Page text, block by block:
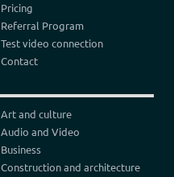
Pricing
Referral Program
Test video connection
Contact
Art and culture
Audio and Video
Business
Construction and architecture